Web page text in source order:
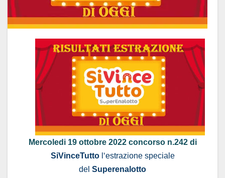
Mercoledi 19 ottobre 2022 concorso n.242 di
SiVinceTutto ‘estrazione speciale
del Superenalotto